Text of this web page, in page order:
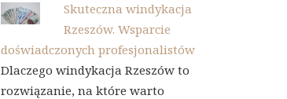
Skuteczna windykacja
Rzeszów. Wsparcie
doświadczonych profesjonalistów
Dlaczego windykacja Rzeszów to
rozwiązanie, na które warto